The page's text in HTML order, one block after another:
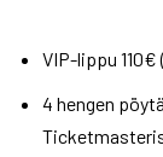
VIP-lippu
4 hengen